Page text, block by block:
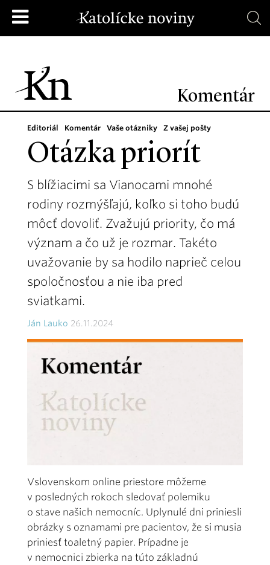
Komentár
Editoriál Komentár Vaše otázniky Z vašej pošty
Otázka priorít
S blížiacimi sa Vianocami mnohé
rodiny rozmýšľajú, koľko si toho budú
môcť dovoliť. Zvažujú priority, čo má
význam a čo už je rozmar. Takéto
uvažovanie by sa hodilo naprieč celou
spoločnosťou a nie iba pred
sviatkami.
Ján Lauko 26.11.2024
Vslovenskom online priestore môžeme
v posledných rokoch sledovať polemiku
o stave našich nemocníc. Uplynulé dni priniesli
obrázky s oznamami pre pacientov, že si musia
priniesť toaletný papier. Prípadne je
v nemocnici zbierka na túto základnú